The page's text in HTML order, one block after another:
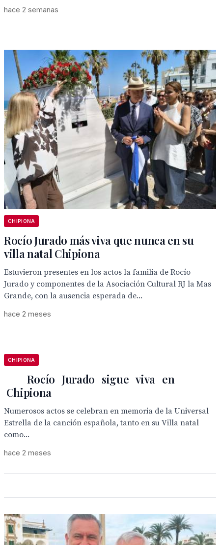
hace 2 semanas
CHIPIONA
Rocío Jurado más viva que nunca en su
villa natal Chipiona
Estuvieron presentes en los actos la familia de Rocío
Jurado y componentes de la Asociación Cultural RJ la Mas
Grande, con la ausencia esperada de...
hace 2 meses
CHIPIONA
Rocío Jurado sigue viva en
Chipiona
Numerosos actos se celebran en memoria de la Universal
Estrella de la canción española, tanto en su Villa natal
como...
hace 2 meses